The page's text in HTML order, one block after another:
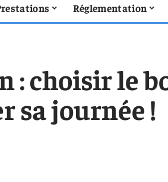
Réglementation
: choisir le
sa journée !